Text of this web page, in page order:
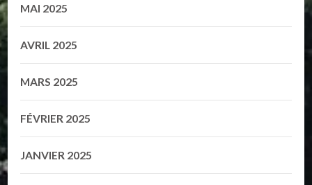
MAI 2025
AVRIL 2025
MARS 2025
FÉVRIER 2025
JANVIER 2025